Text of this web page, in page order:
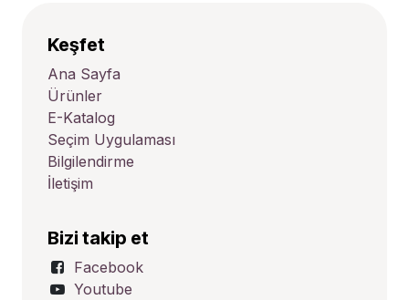
Keşfet
Ana Sayfa
Ürünler
E-Katalog
Seçim Uygulaması
Bilgilendirme
İletişim
Bizi takip et
Facebook
Youtube